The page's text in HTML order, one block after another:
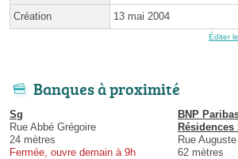
Création 13 mai 2004
Éditer
Banques à proximité
Sg
Rue Abbé Grégoire
24 mètres
Fermée, ouvre demain à 9h
BNP
Résidences
Rue
62 mètres